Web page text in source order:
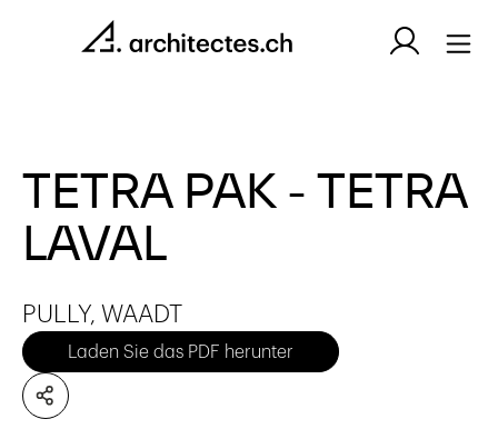
TETRA PAK - TETRA
LAVAL
PULLY, WAADT
Laden Sie das PDF herunter